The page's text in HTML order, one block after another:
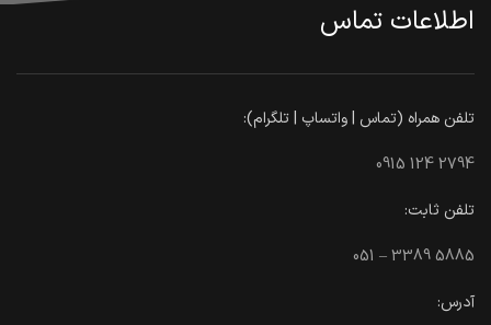
اطلاعات تماس
تلفن همراه (تماس | واتساپ | تلگرام):
0915 124 2794
تلفن ثابت:
051 – 3389 5885
آدرس: